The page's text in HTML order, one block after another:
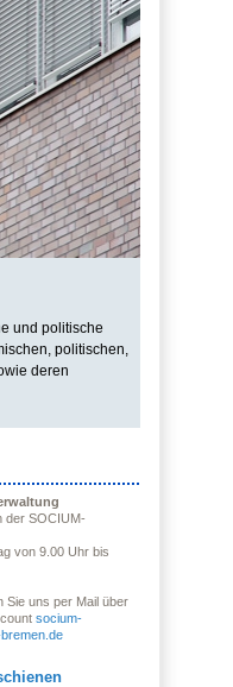
und politische
politischen,
deren
der SOCIUM-
von 9.00 Uhr bis
Sie uns per Mail über
socium-